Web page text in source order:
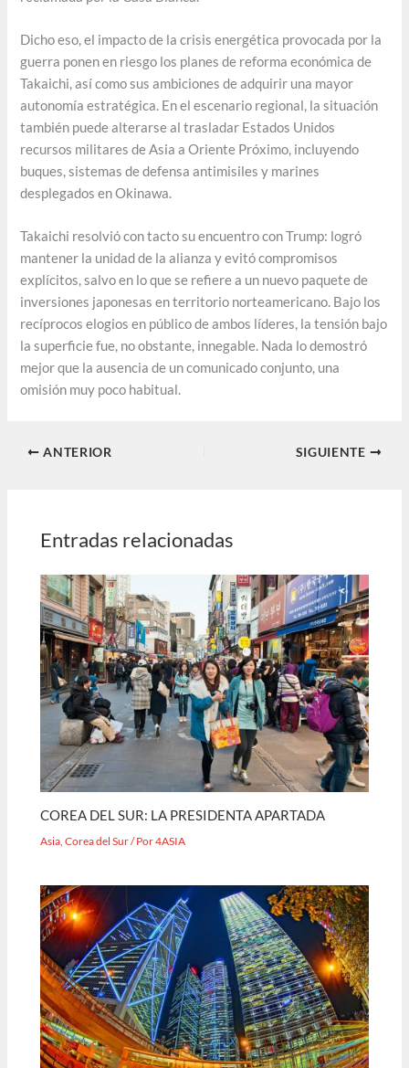
Dicho eso, el impacto de la crisis energética provocada por la
guerra ponen en riesgo los planes de reforma económica de
Takaichi, así como sus ambiciones de adquirir una mayor
autonomía estratégica. En el escenario regional, la situación
también puede alterarse al trasladar Estados Unidos
recursos militares de Asia a Oriente Próximo, incluyendo
buques, sistemas de defensa antimisiles y marines
desplegados en Okinawa.
Takaichi resolvió con tacto su encuentro con Trump: logró
mantener la unidad de la alianza y evitó compromisos
explícitos, salvo en lo que se refiere a un nuevo paquete de
inversiones japonesas en territorio norteamericano. Bajo los
recíprocos elogios en público de ambos líderes, la tensión bajo
la superficie fue, no obstante, innegable. Nada lo demostró
mejor que la ausencia de un comunicado conjunto, una
omisión muy poco habitual.
ANTERIOR SIGUIENTE
Entradas relacionadas
COREA DEL SUR: LA PRESIDENTA APARTADA
Asia ,Corea del Sur/ Por4ASIA